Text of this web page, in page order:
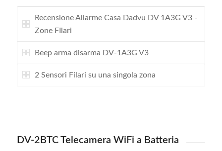
Recensione Allarme Casa Dadvu DV 1A3G V3 -
Zone FIlari
Beep arma disarma DV-1A3G V3
2 Sensori Filari su una singola zona
DV-2BTC Telecamera WiFi a Batteria